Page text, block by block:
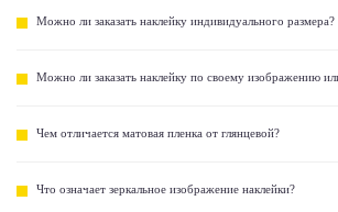
Можно ли заказать наклейку индивидуального размера?
Можно ли заказать наклейку по своему изображению
Чем отличается матовая пленка от глянцевой?
Что означает зеркальное изображение наклейки?